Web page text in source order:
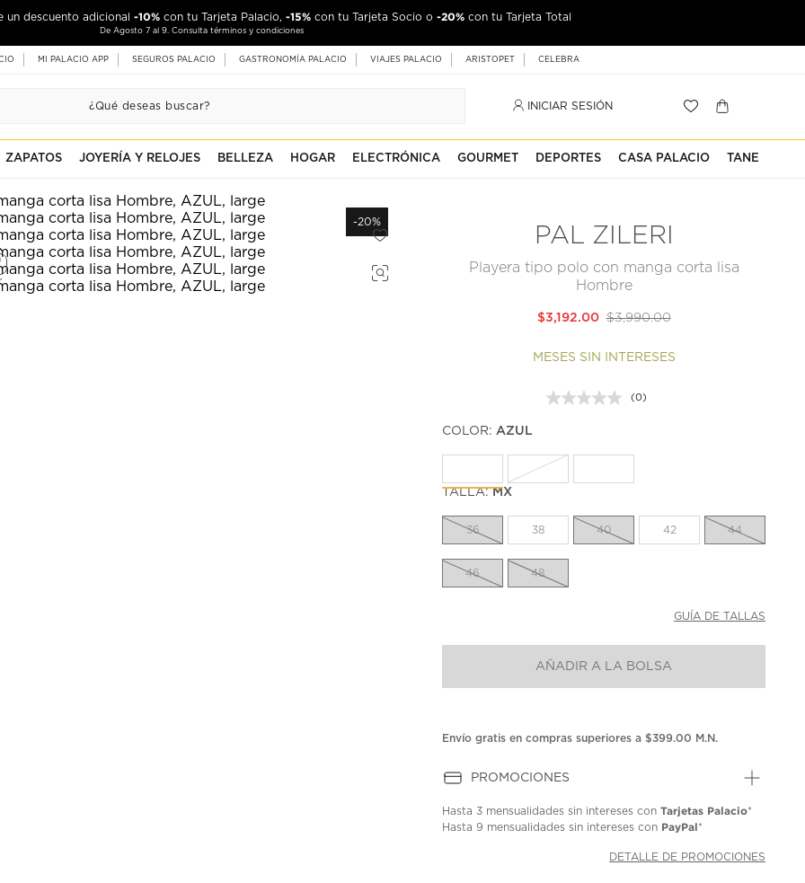
un descuento adicional -10% con tu Tarjeta Palacio, -15% con tu Tarjeta Socio o -20% con tu Tarjeta Total
De Agosto 7 al 9. Consulta términos y condiciones
MI PALACIO APP SEGUROS PALACIO GASTRONOMÍA PALACIO VIAJES PALACIO ARISTOPET CELEBRA
INICIAR SESIÓN
ZAPATOS JOYERÍA Y RELOJES BELLEZA HOGAR ELECTRÓNICA GOURMET DEPORTES CASA PALACIO TANE
-20%
PAL ZILERI
Playera tipo polo con manga corta lisa
Hombre
$3,990.00
$3,192.00
MESES SIN INTERESES
Sin
(0)
COLOR: AZUL
TALLA:MX
36 38 40 42 44
46 48
GUÍA DE TALLAS
AÑADIR A LA BOLSA
Envío gratis en compras superiores a $399.00 M.N.
PROMOCIONES
Hasta 3 mensualidades sin intereses conTarjetas Palacio*
Hasta9 mensualidades sin intereses con PayPal*
DETALLE DE PROMOCIONES